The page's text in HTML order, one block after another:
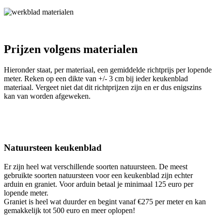
Prijzen volgens materialen
Hieronder staat, per materiaal, een gemiddelde richtprijs per lopende
meter. Reken op een dikte van +/- 3 cm bij ieder keukenblad
materiaal. Vergeet niet dat dit richtprijzen zijn en er dus enigszins
kan van worden afgeweken.
Natuursteen keukenblad
Er zijn heel wat verschillende soorten natuursteen. De meest
gebruikte soorten natuursteen voor een keukenblad zijn echter
arduin en graniet. Voor arduin betaal je minimaal 125 euro per
lopende meter.
Graniet is heel wat duurder en begint vanaf €275 per meter en kan
gemakkelijk tot 500 euro en meer oplopen!